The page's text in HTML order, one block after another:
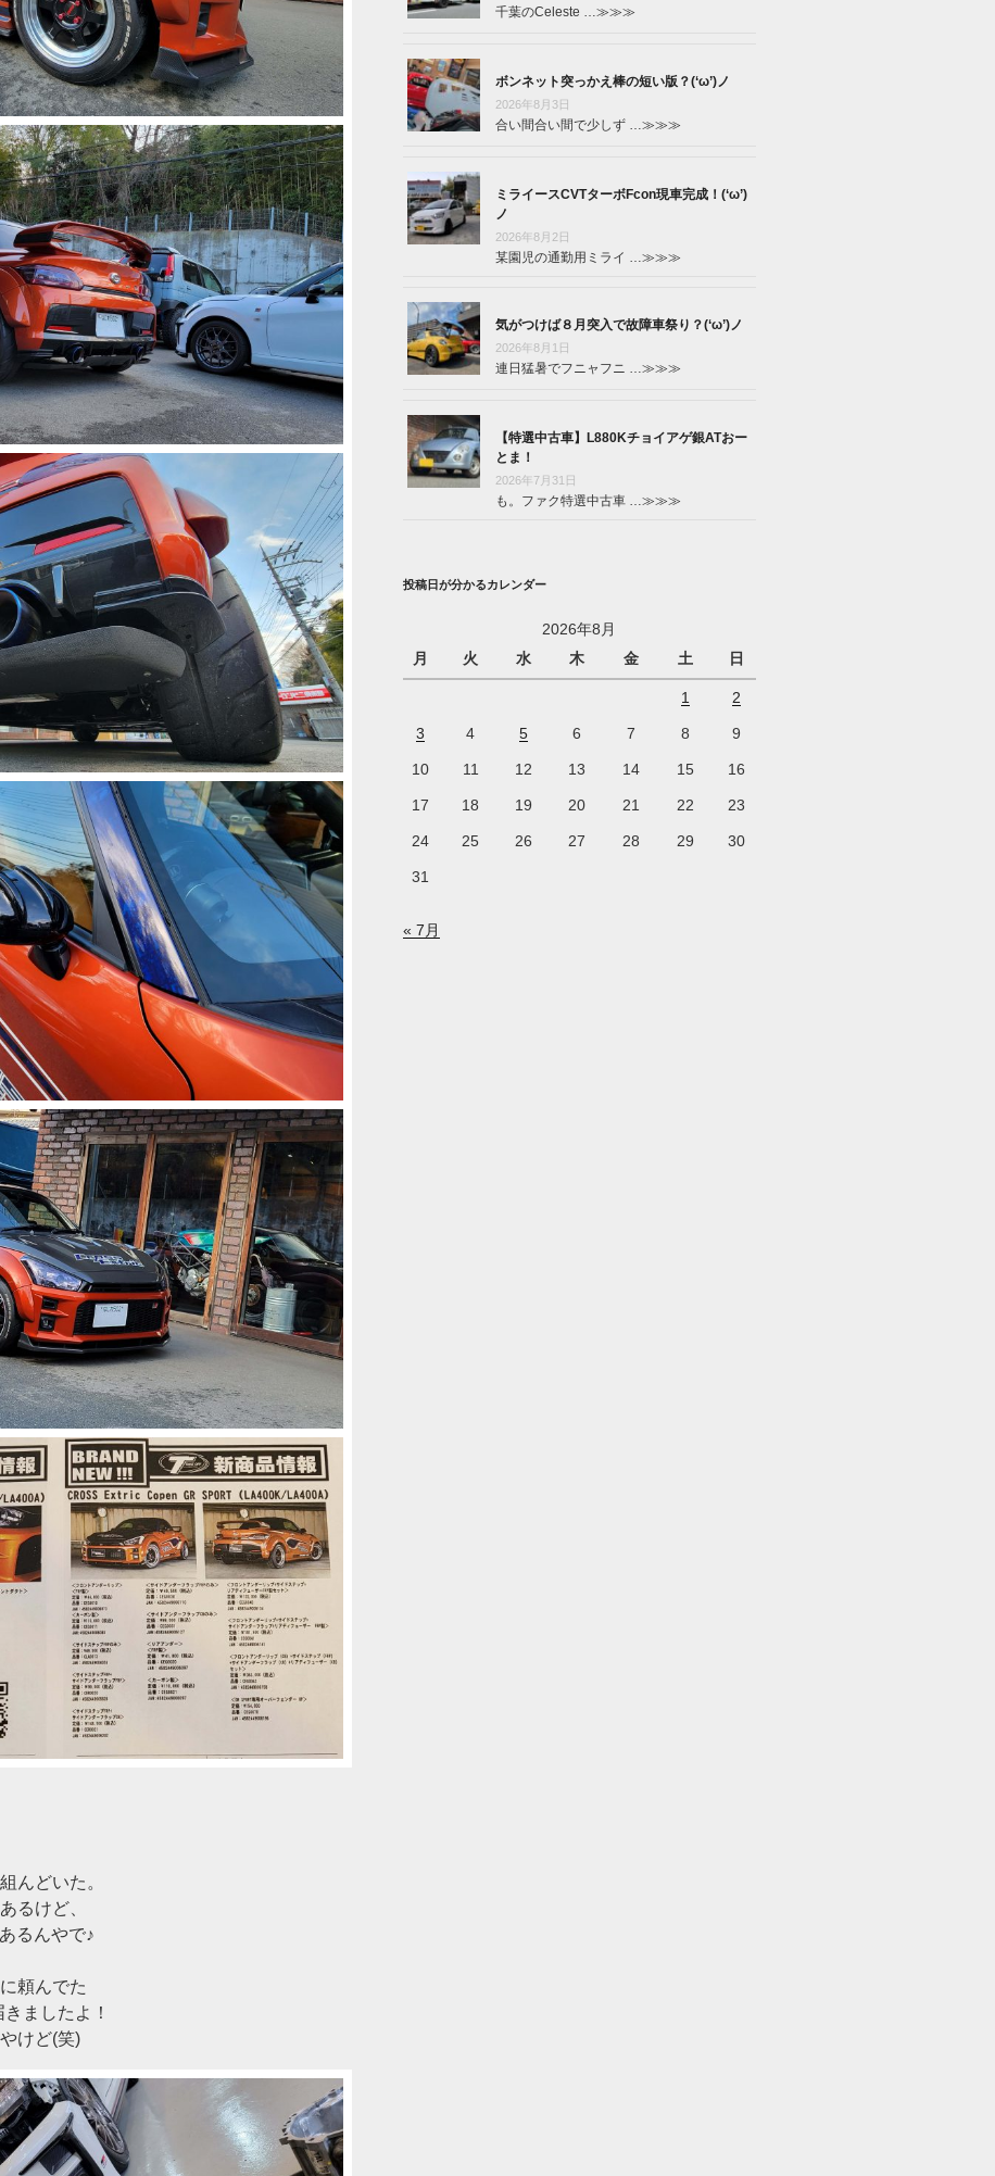
んどいた。
るけど、
るんやで♪
頼んでた
ましたよ！
けど(笑)
千葉のCeleste …≫≫≫
ボンネット突っかえ棒の短い版？(‘ω’)ノ
2026年8月3日
合い間合い間で少しず …≫≫≫
ミライースCVTターボFcon現車完成！(‘ω’)
ノ
2026年8月2日
某園児の通勤用ミライ …≫≫≫
気がつけば８月突入で故障車祭り？(‘ω’)ノ
2026年8月1日
連日猛暑でフニャフニ …≫≫≫
【特選中古車】L880Kチョイアゲ銀ATおー
とま！
2026年7月31日
も。ファク特選中古車 …≫≫≫
投稿日が分かるカレンダー
2026年8月
月
火 水 木 金 土 日
1 2
3 4 5 6 7 8 9
10 11 12 13 14 15 16
17 18 19 20 21 22 23
24 25 26 27 28 29 30
31
« 7月